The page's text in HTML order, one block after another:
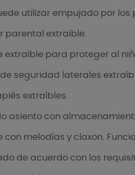
utilizar empujado por los
parental extraíble.
extraíble para proteger al
seguridad laterales
extraíbles.
asiento con
con melodías y claxon.
de acuerdo con los